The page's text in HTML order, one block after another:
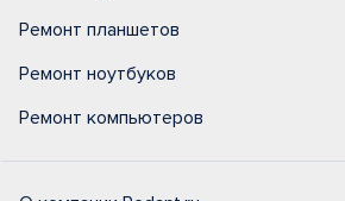
Ремонт планшетов
Ремонт ноутбуков
Ремонт компьютеров